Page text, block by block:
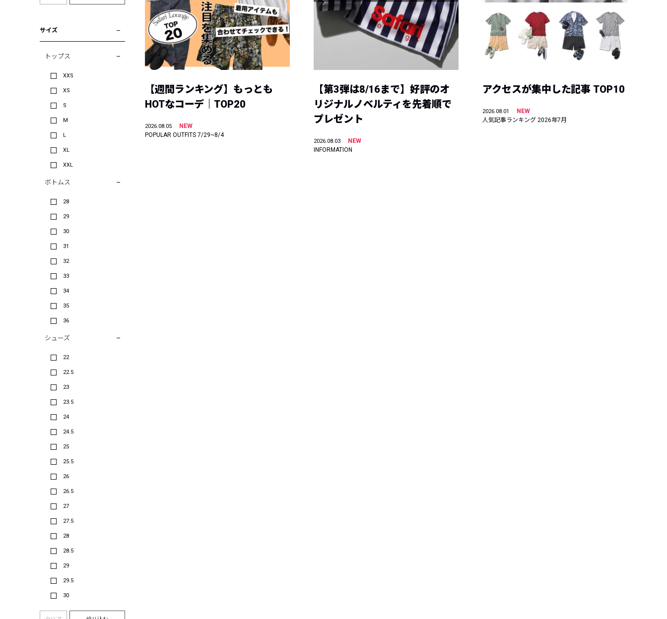
サイズ
トップス
XXS
XS
S
M
L
XL
XXL
ボトムス
28
29
30
31
32
33
34
35
36
シューズ
22
22.5
23
23.5
24
24.5
25
25.5
26
26.5
27
27.5
28
28.5
29
29.5
30
【週間ランキング】もっとも
HOTなコーデ｜TOP20
2026.08.05
NEW
POPULAR OUTFITS 7/29~8/4
【第3弾は8/16まで】好評のオ
リジナルノベルティを先着順で
プレゼント
2026.08.03
NEW
INFORMATION
アクセスが集中した記事 TOP10
2026.08.01
NEW
人気記事ランキング 2026年7月